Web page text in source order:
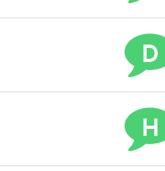
D
H